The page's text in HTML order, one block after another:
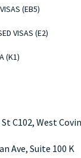
(EB5)
VISAS (E2)
(K1)
C102, West
Ave, Suite 100 K